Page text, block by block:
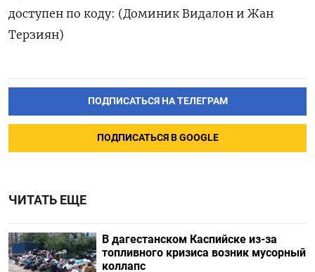
доступен по ‌коду: (Доминик Видалон и Жан
Терзиян)
ПОДПИСАТЬСЯ НА ТЕЛЕГРАМ
ПОДПИСАТЬСЯ В GOOGLE
ЧИТАТЬ ЕЩЕ
В дагестанском Каспийске из-за
топливного кризиса возник мусорный
коллапс